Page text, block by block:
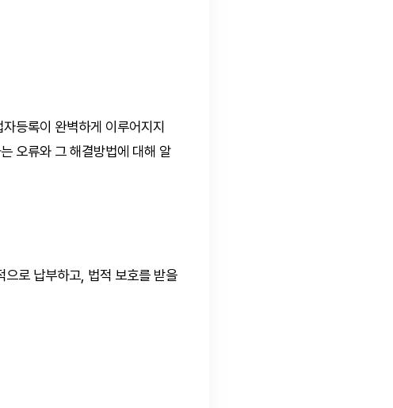
등록이 완벽하게 이루어지지
오류와 그 해결방법에 대해 알
으로 납부하고, 법적 보호를 받을